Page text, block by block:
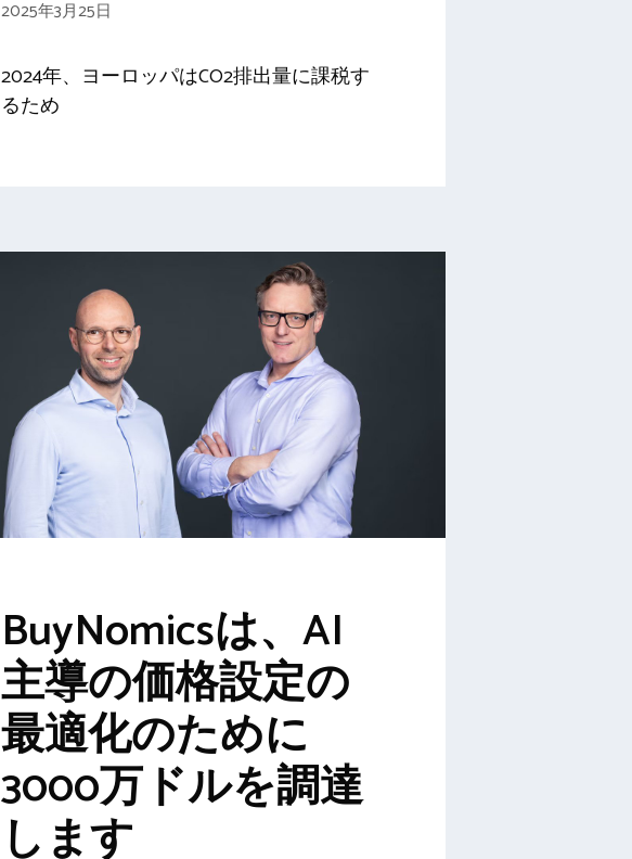
2025年3月25日
2024年、ヨーロッパはCO2排出量に課税す
るため
BuyNomicsは、AI
主導の価格設定の
最適化のために
3000万ドルを調達
します